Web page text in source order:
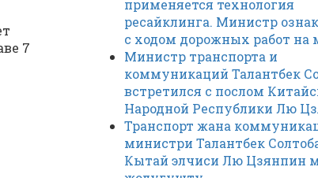
7
применяется технология
ресайклинга. Министр
с ходом дорожных работ на
Министр транспорта и
коммуникаций Талантбек
встретился с послом
Народной Республики Лю
Транспорт жана
министри Талантбек
Кытай элчиси Лю Цзянпин